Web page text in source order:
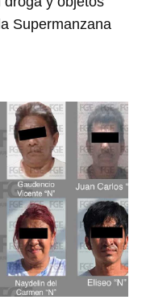
Supermanzana